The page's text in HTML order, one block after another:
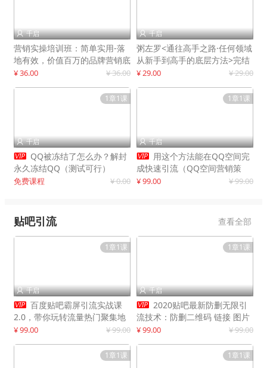
 千启
营销实操培训班：简单实用-落
地有效，价值百万的品牌营销底
层逻辑
¥ 36.00 ¥ 36.00
 千启
粥左罗<通往高手之路·任何领域
从新手到高手的底层方法>完结
¥ 29.00 ¥ 29.00
1章1课
 千启
 QQ被冻结了怎么办？解封
永久冻结QQ（测试可行）
免费课程 ¥ 0.00
1章1课
 千启
 用这个方法能在QQ空间完
成快速引流（QQ空间营销策
略）
¥ 99.00 ¥ 99.00
贴吧引流 查看全部
1章1课
 千启
 百度贴吧霸屏引流实战课
2.0，带你玩转流量热门聚集地
¥ 99.00 ¥ 99.00
1章1课
 千启
 2020贴吧最新防删无限引
流技术：防删二维码 链接 图片
制作
¥ 99.00 ¥ 99.00
1章1课 1章1课